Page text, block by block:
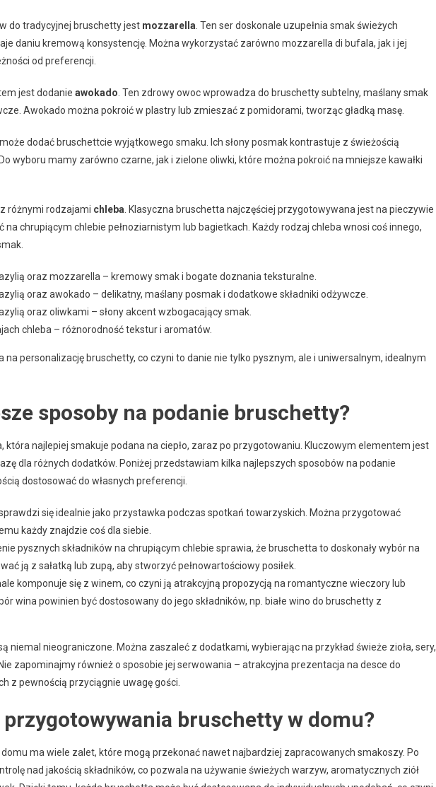
do tradycyjnej bruschetty jest mozzarella . Ten ser doskonale uzupełnia smak świeżych
daniu kremową konsystencję. Można wykorzystać zarówno mozzarella di bufala, jak i jej
od preferencji.
jest dodanie awokado . Ten zdrowy owoc wprowadza do bruschetty subtelny, maślany smak
Awokado można pokroić w plastry lub zmieszać z pomidorami, tworząc gładką masę.
dodać bruschettcie wyjątkowego smaku. Ich słony posmak kontrastuje z świeżością
wyboru mamy zarówno czarne, jak i zielone oliwki, które można pokroić na mniejsze kawałki
różnymi rodzajami chleba . Klasyczna bruschetta najczęściej przygotowywana jest na pieczywie
chrupiącym chlebie pełnoziarnistym lub bagietkach. Każdy rodzaj chleba wnosi coś innego,
oraz mozzarella – kremowy smak i bogate doznania teksturalne.
oraz awokado – delikatny, maślany posmak i dodatkowe składniki odżywcze.
oraz oliwkami – słony akcent wzbogacający smak.
chleba – różnorodność tekstur i aromatów.
na personalizację bruschetty, co czyni to danie nie tylko pysznym, ale i uniwersalnym, idealnym
sposoby na podanie bruschetty?
która najlepiej smakuje podana na ciepło, zaraz po przygotowaniu. Kluczowym elementem jest
dla różnych dodatków. Poniżej przedstawiam kilka najlepszych sposobów na podanie
dostosować do własnych preferencji.
się idealnie jako przystawka podczas spotkań towarzyskich. Można przygotować
każdy znajdzie coś dla siebie.
pysznych składników na chrupiącym chlebie sprawia, że bruschetta to doskonały wybór na
ją z sałatką lub zupą, aby stworzyć pełnowartościowy posiłek.
komponuje się z winem, co czyni ją atrakcyjną propozycją na romantyczne wieczory lub
wina powinien być dostosowany do jego składników, np. białe wino do bruschetty z
niemal nieograniczone. Można zaszaleć z dodatkami, wybierając na przykład świeże zioła, sery,
zapominajmy również o sposobie jej serwowania – atrakcyjna prezentacja na desce do
z pewnością przyciągnie uwagę gości.
bruschetty w domu?
ma wiele zalet, które mogą przekonać nawet najbardziej zapracowanych smakoszy. Po
nad jakością składników, co pozwala na używanie świeżych warzyw, aromatycznych ziół